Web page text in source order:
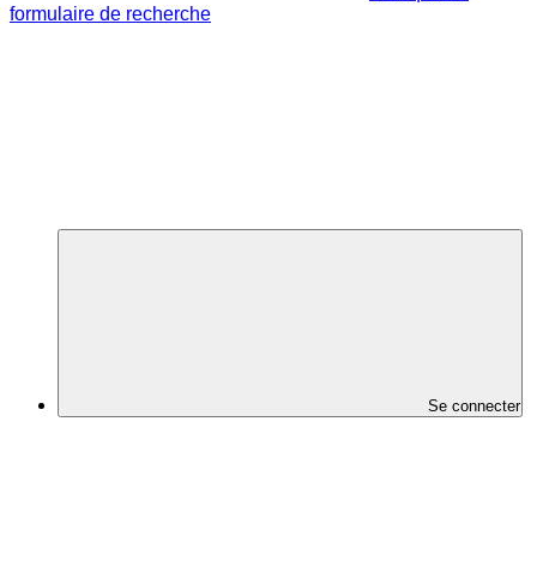
formulaire de recherche
Se connecter